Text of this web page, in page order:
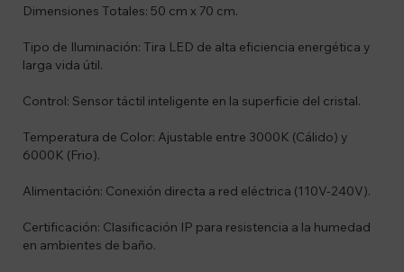
Dimensiones Totales: 50 cm x 70 cm.
Tipo de Iluminación: Tira LED de alta eficiencia energética y
larga vida útil.
Control: Sensor táctil inteligente en la superficie del cristal.
Temperatura de Color: Ajustable entre 3000K (Cálido) y
6000K (Frio).
Alimentación: Conexión directa a red eléctrica (110V-240V).
Certificación: Clasificación IP para resistencia a la humedad
en ambientes de baño.